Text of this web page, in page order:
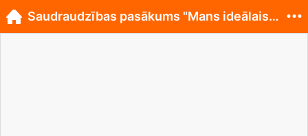
Saudraudzības pasākums "Mans ideālais dejotājs"